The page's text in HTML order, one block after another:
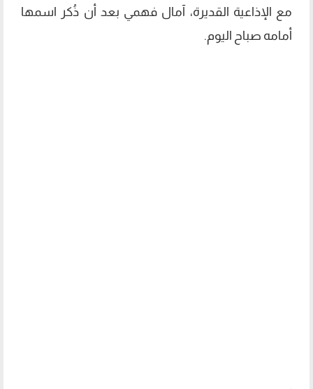
مع الإذاعية القديرة، آمال فهمي بعد أن ذُكر اسمها
أمامه صباح اليوم.